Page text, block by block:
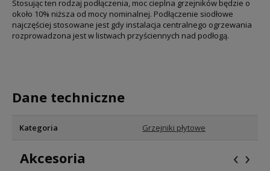
Stosując ten rodzaj podłączenia, moc cieplna grzejników będzie o
około 10% niższa od mocy nominalnej. Podłączenie siodłowe
najczęściej stosowane jest gdy instalacja centralnego ogrzewania
rozprowadzona jest w listwach przyściennych nad podłogą.
Dane techniczne
Kategoria Grzejniki płytowe
Akcesoria ‹ ›